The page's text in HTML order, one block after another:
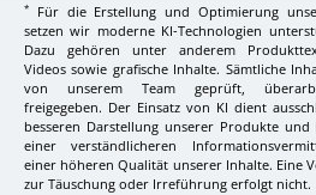
*
Für die Erstellung und Optimierung
setzen wir moderne KI-Technologien
Dazu gehören unter anderem
Videos sowie grafische Inhalte. Sämtliche
von unserem Team geprüft,
freigegeben. Der Einsatz von KI dient
besseren Darstellung unserer Produkte und
einer verständlicheren
einer höheren Qualität unserer Inhalte. Eine
zur Täuschung oder Irreführung erfolgt nicht.